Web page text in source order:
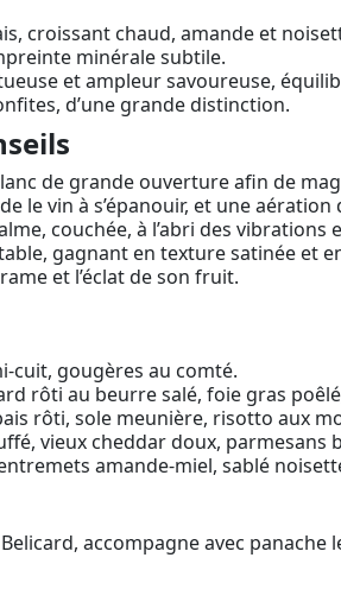
croissant chaud, amande et
minérale subtile.
et ampleur savoureuse,
d’une grande distinction.
de grande ouverture afin de
le vin à s’épanouir, et une
couchée, à l’abri des
gagnant en texture satinée et
et l’éclat de son fruit.
cuit, gougères au comté.
rôti au beurre salé, foie gras
rôti, sole meunière, risotto aux
vieux cheddar doux, parmesans
amande-miel, sablé
accompagne avec